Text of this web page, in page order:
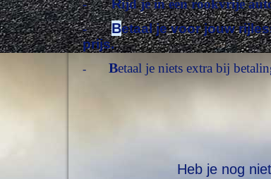
-Rijd je in een rookvrije
-Betaal je voor jouw
prijs.
- Betaal je niets extra bij
Heb je nog